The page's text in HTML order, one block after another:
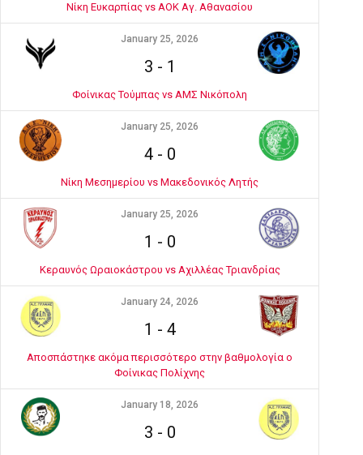
Νίκη Ευκαρπίας vs ΑΟΚ Αγ. Αθανασίου
January 25, 2026
3 - 1
Φοίνικας Τούμπας vs ΑΜΣ Νικόπολη
January 25, 2026
4- 0
Νίκη Μεσημερίου vs Μακεδονικός Λητής
January 25, 2026
1 - 0
Κεραυνός Ωραιοκάστρου vs Αχιλλέας Τριανδρίας
January 24, 2026
1 - 4
Αποσπάστηκε ακόμα περισσότερο στην βαθμολογία ο
Φοίνικας Πολίχνης
January 18, 2026
3 - 0